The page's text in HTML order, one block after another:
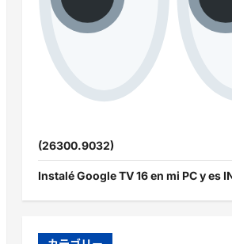
(26300.9032)
Instalé Google TV 16 en mi PC y es